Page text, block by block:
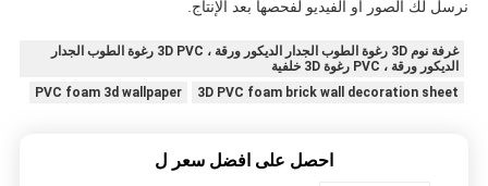
نرسل لك الصور أو الفيديو لفحصها بعد الإنتاج.
غرفة نوم 3D رغوة الطوب الجدار الديكور ورقة ، 3D PVC رغوة الطوب الجدار
الديكور ورقة ، PVC رغوة 3D خلفية
3D PVC foam brick wall decoration sheet
PVC foam 3d wallpaper
احصل على افضل سعر ل